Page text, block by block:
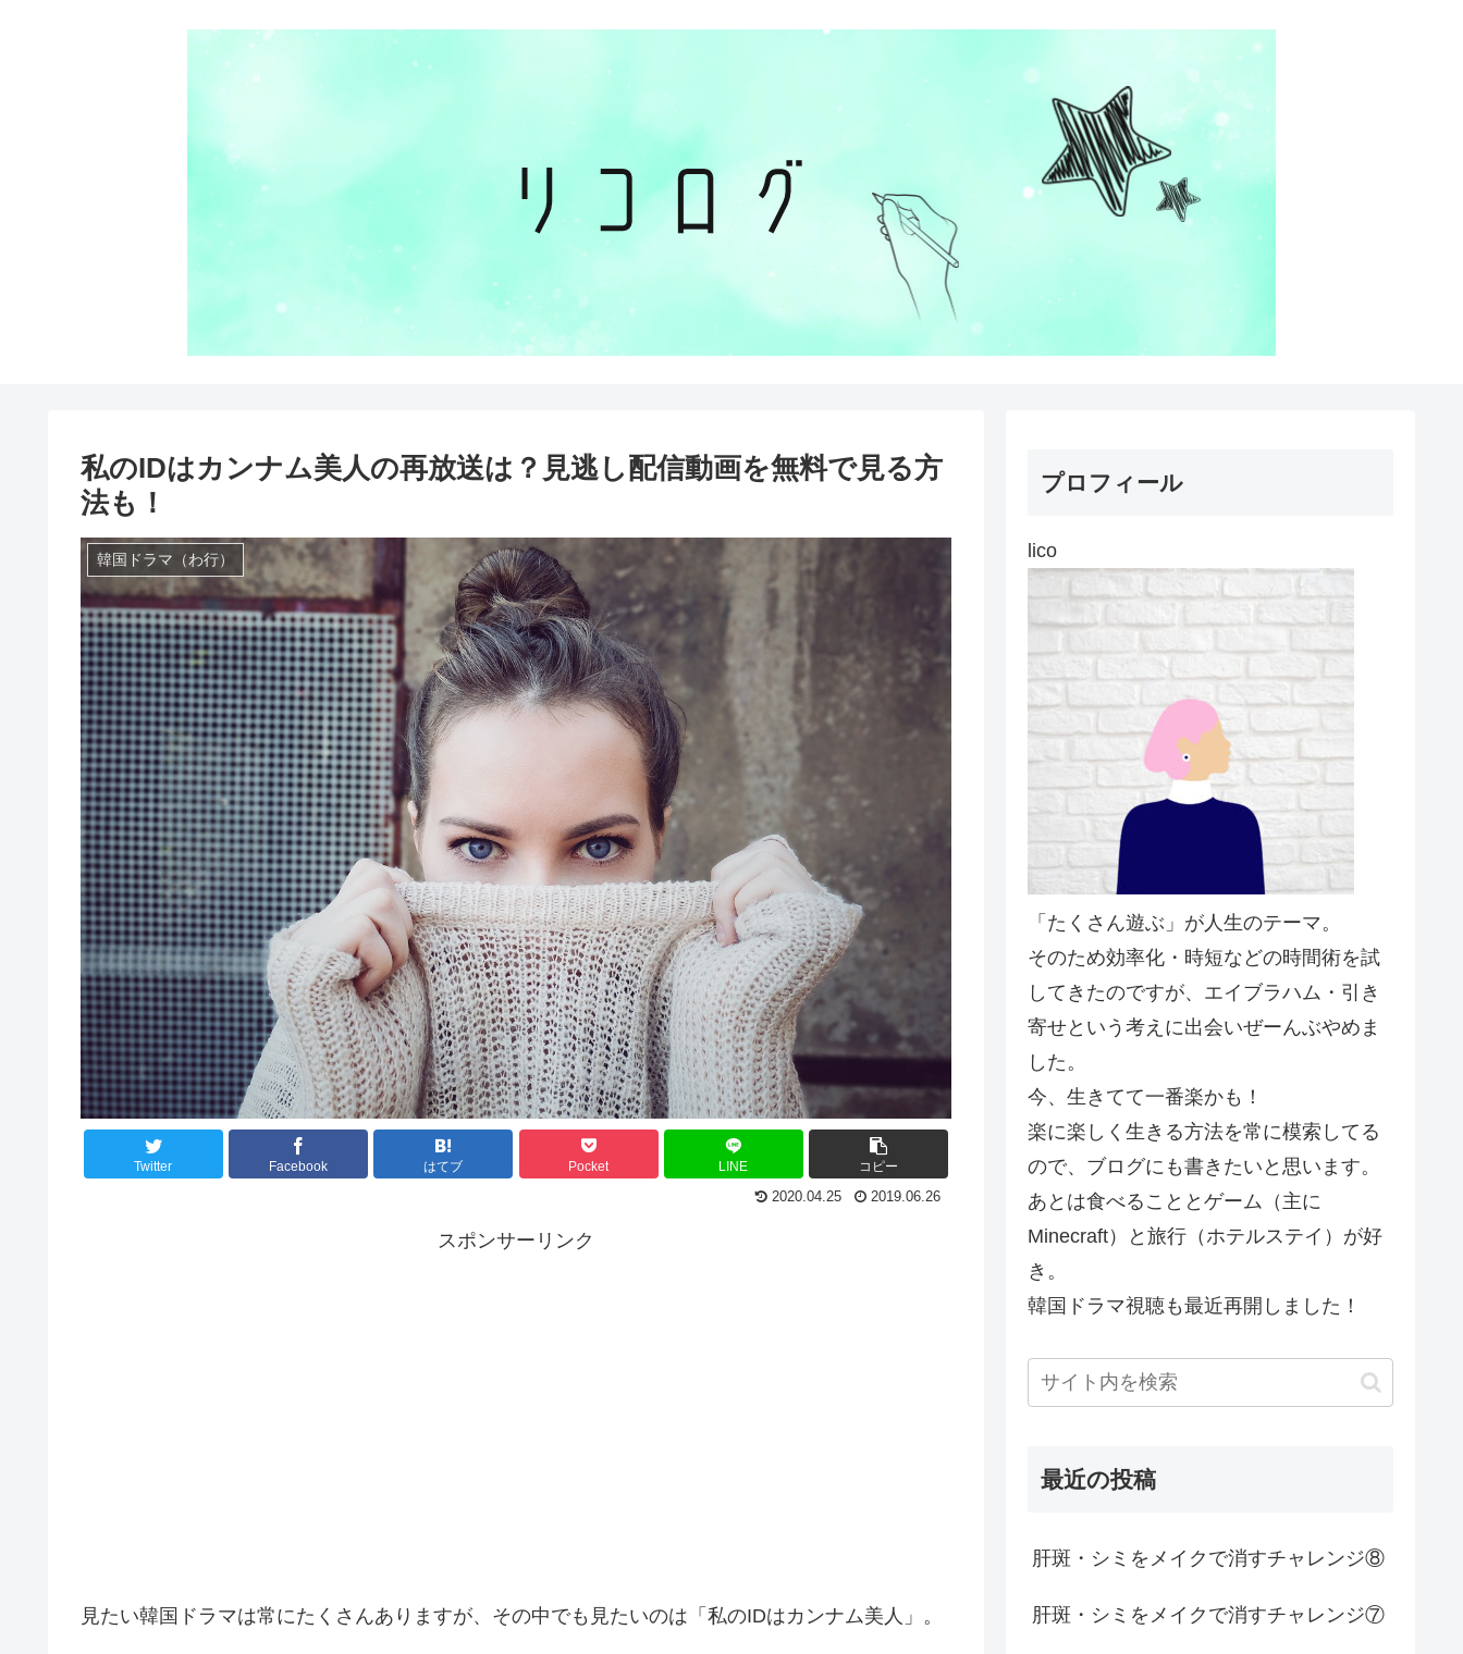
私のIDはカンナム美人の再放送は？見逃し配信動画を無料で見る方
法も！
韓国ドラマ（わ行）
Twitter Facebook はてブ Pocket LINE コピー
2020.04.25 2019.06.26
スポンサーリンク
見たい韓国ドラマは常にたくさんありますが、その中でも見たいのは「私のIDはカンナム美人」。
プロフィール
lico
「たくさん遊ぶ」が人生のテーマ。
そのため効率化・時短などの時間術を試
してきたのですが、エイブラハム・引き
寄せという考えに出会いぜーんぶやめま
した。
今、生きてて一番楽かも！
楽に楽しく生きる方法を常に模索してる
ので、ブログにも書きたいと思います。
あとは食べることとゲーム（主に
Minecraft）と旅行（ホテルステイ）が好
き。
韓国ドラマ視聴も最近再開しました！
最近の投稿
肝斑・シミをメイクで消すチャレンジ⑧
肝斑・シミをメイクで消すチャレンジ⑦